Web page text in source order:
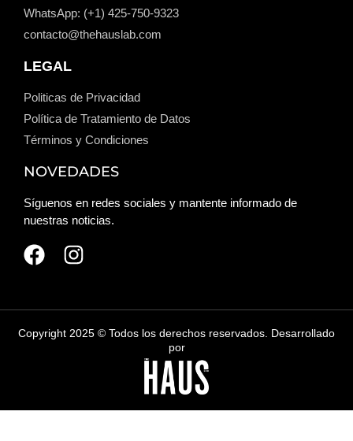
WhatsApp: (+1) ‪425-750-9323
contacto@thehauslab.com
LEGAL
Politicas de Privacidad
Política de Tratamiento de Datos
Términos y Condiciones
NOVEDADES
Síguenos en redes sociales y mantente informado de
nuestras noticias.
Copyright 2025 © Todos los derechos reservados. Desarrollado
por